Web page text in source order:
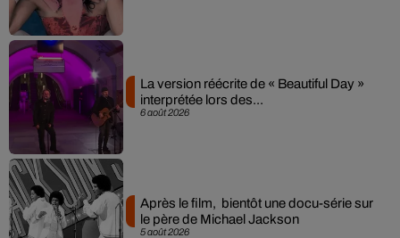
6 août 2026
La version réécrite de « Beautiful Day »
interprétée lors des...
5 août 2026
Après le film, bientôt une docu-série sur
le père de Michael Jackson